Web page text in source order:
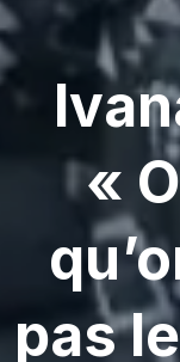
«
pas